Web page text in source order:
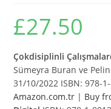
£27.50
Çokdisiplinli
Sümeyra Buran ve
31/10/2022 ISBN: 978-
Amazon.com.tr | Buy